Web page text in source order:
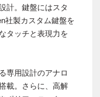
計。鍵盤にはスタ
社製カスタム鍵盤を
タッチと表現力を
専用設計のアナロ
載。さらに、高解